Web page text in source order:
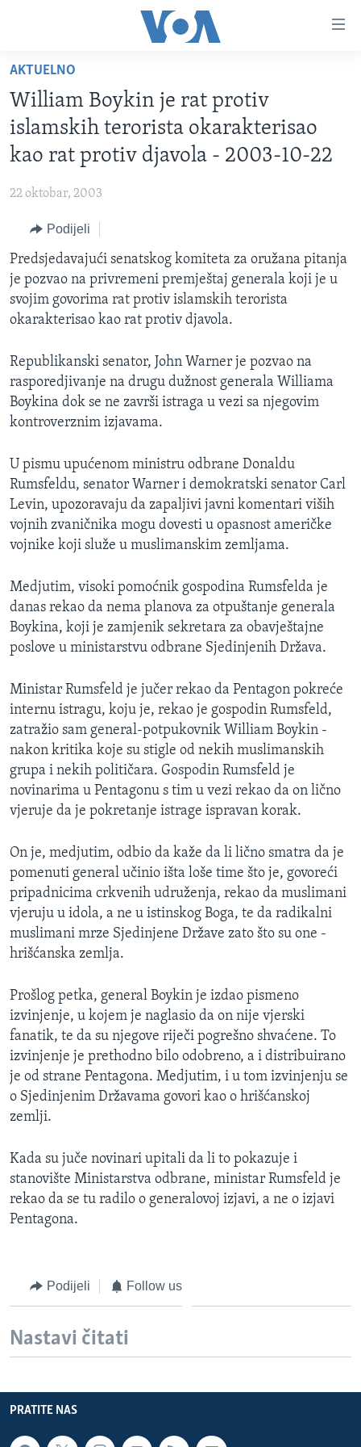
glavni
sadržaj
Pređi
na
glavnu
Idi
pretragu
TV PROGRAM
VIDEO
FOTOGRAFIJE DANA
SJEDINJENE AMERIČKE DRŽAVE
BOSNA I HERCEGOVINA
SVIJET
NAUKA I TEHNOLOGIJA
SPECIJALNI PROJEKTI
KORUPCIJA
SLOBODA MEDIJA
ŽENSKA STRANA
MAGAZIN
O GLASU AMERIKE
PRATITE NAS
AKTUELNO
William Boykin je rat protiv
islamskih terorista okarakterisao
kao rat protiv djavola - 2003-10-22
22 oktobar, 2003
Podijeli
Predsjedavajući senatskog komiteta za oružana pitanja
je pozvao na privremeni premještaj generala koji je u
svojim govorima rat protiv islamskih terorista
okarakterisao kao rat protiv djavola.
Republikanski senator, John Warner je pozvao na
rasporedjivanje na drugu dužnost generala Williama
Boykina dok se ne završi istraga u vezi sa njegovim
kontroverznim izjavama.
U pismu upućenom ministru odbrane Donaldu
Rumsfeldu, senator Warner i demokratski senator Carl
Levin, upozoravaju da zapaljivi javni komentari viših
vojnih zvaničnika mogu dovesti u opasnost američke
vojnike koji služe u muslimanskim zemljama.
Medjutim, visoki pomoćnik gospodina Rumsfelda je
danas rekao da nema planova za otpuštanje generala
Boykina, koji je zamjenik sekretara za obavještajne
poslove u ministarstvu odbrane Sjedinjenih Država.
Ministar Rumsfeld je jučer rekao da Pentagon pokreće
internu istragu, koju je, rekao je gospodin Rumsfeld,
zatražio sam general-potpukovnik William Boykin -
nakon kritika koje su stigle od nekih muslimanskih
grupa i nekih političara. Gospodin Rumsfeld je
novinarima u Pentagonu s tim u vezi rekao da on lično
vjeruje da je pokretanje istrage ispravan korak.
On je, medjutim, odbio da kaže da li lično smatra da je
pomenuti general učinio išta loše time što je, govoreći
pripadnicima crkvenih udruženja, rekao da muslimani
vjeruju u idola, a ne u istinskog Boga, te da radikalni
muslimani mrze Sjedinjene Države zato što su one -
hrišćanska zemlja.
Prošlog petka, general Boykin je izdao pismeno
izvinjenje, u kojem je naglasio da on nije vjerski
fanatik, te da su njegove riječi pogrešno shvaćene. To
izvinjenje je prethodno bilo odobreno, a i distribuirano
je od strane Pentagona. Medjutim, i u tom izvinjenju se
o Sjedinjenim Državama govori kao o hrišćanskoj
zemlji.
Kada su juče novinari upitali da li to pokazuje i
stanovište Ministarstva odbrane, ministar Rumsfeld je
rekao da se tu radilo o generalovoj izjavi, a ne o izjavi
Pentagona.
Podijeli Follow us
Nastavi čitati
PRATITE NAS